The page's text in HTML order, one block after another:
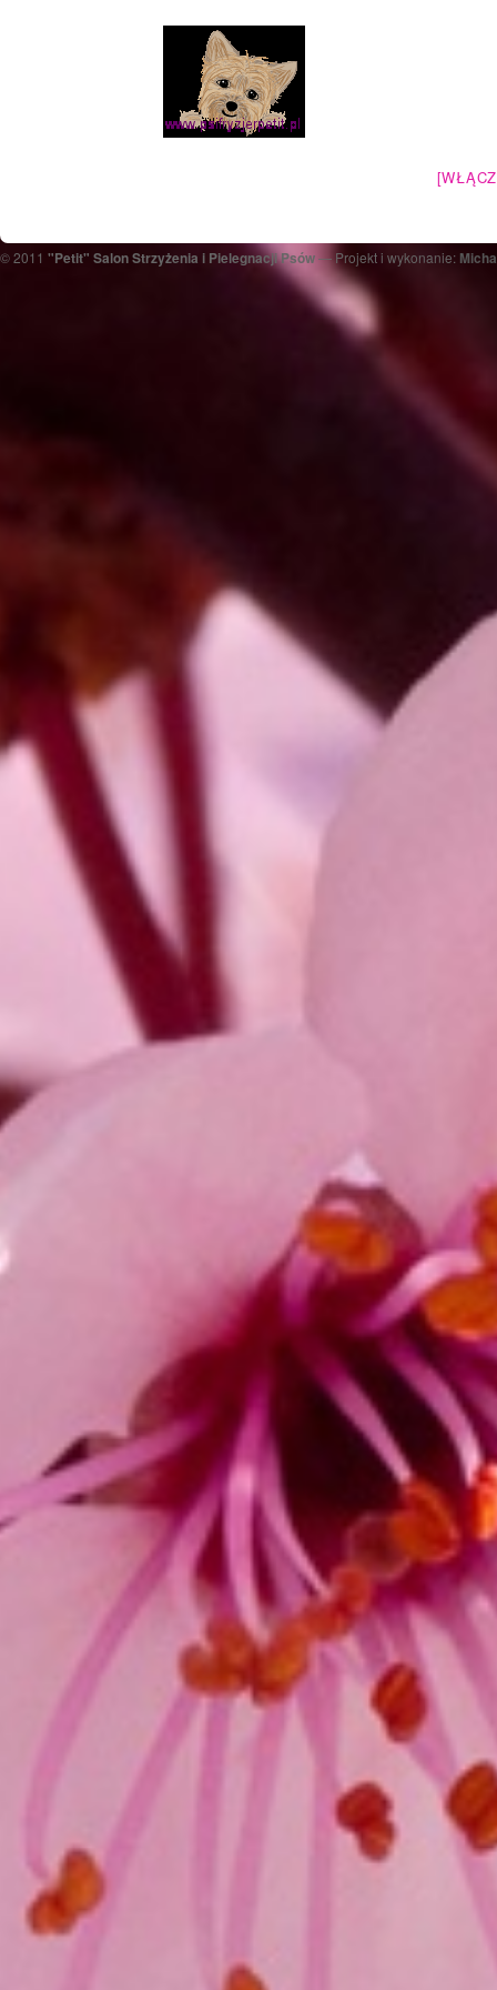
© 2011 "Petit" Salon Strzyżenia i Pielegnacji Psów— Projekt i wykonanie: